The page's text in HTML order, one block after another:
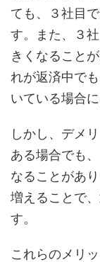
ても、３社目
す。また、３
きくなること
れが返済中で
いている場合
しかし、デメ
ある場合でも
なることがあ
増えることで
す。
これらのメリ